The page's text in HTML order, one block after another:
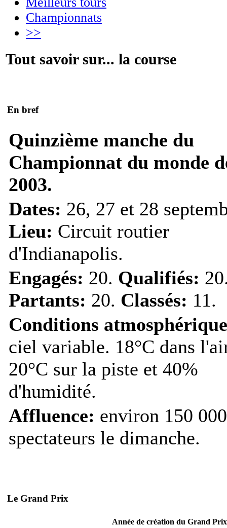
Championnats
>>
Tout savoir sur... la course
En bref
Quinzième manche du
Championnat du monde
2003.
Dates: 26, 27 et 28
Lieu: Circuit routier
d'Indianapolis.
Engagés: 20. Qualifiés:
Partants: 20. Classés: 11.
Conditions
ciel variable. 18°C dans
20°C sur la piste et 40%
d'humidité.
Affluence: environ 150 000
spectateurs le dimanche.
Le Grand Prix
Année de création du Grand